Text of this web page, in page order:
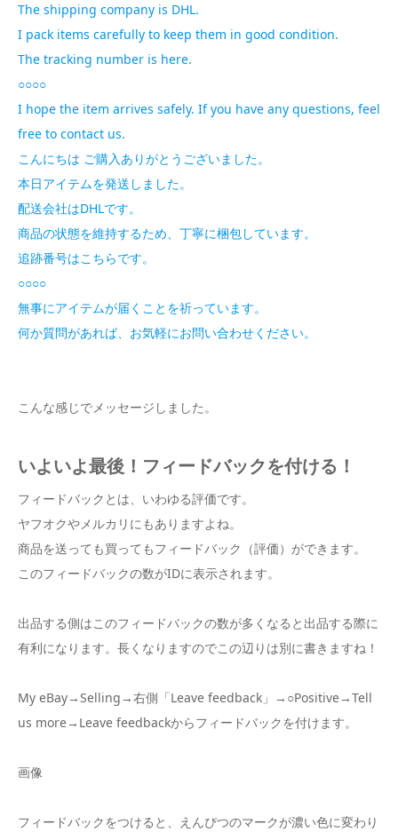
The shipping company is DHL.
I pack items carefully to keep them in good condition.
The tracking number is here.
○○○○
I hope the item arrives safely. If you have any questions, feel
free to contact us.
こんにちは ご購入ありがとうございました。
本日アイテムを発送しました。
配送会社はDHLです。
商品の状態を維持するため、丁寧に梱包しています。
追跡番号はこちらです。
○○○○
無事にアイテムが届くことを祈っています。
何か質問があれば、お気軽にお問い合わせください。
こんな感じでメッセージしました。
いよいよ最後！フィードバックを付ける！
フィードバックとは、いわゆる評価です。
ヤフオクやメルカリにもありますよね。
商品を送っても買ってもフィードバック（評価）ができます。
このフィードバックの数がIDに表示されます。
出品する側はこのフィードバックの数が多くなると出品する際に
有利になります。長くなりますのでこの辺りは別に書きますね！
My eBay→Selling→右側「Leave feedback」→○Positive→Tell
us more→Leave feedbackからフィードバックを付けます。
画像
フィードバックをつけると、えんぴつのマークが濃い色に変わり